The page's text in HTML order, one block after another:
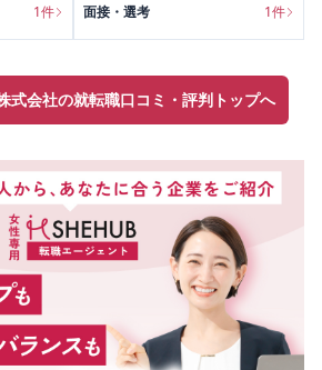
1件 面接・選考 1件
式会社の就転職口コミ・評判トップへ